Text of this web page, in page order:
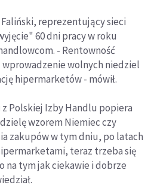
reprezentujący sieci
60 dni pracy w roku
- Rentowność
wolnych niedziel
hipermarketów - mówił.
Polskiej Izby Handlu popiera
wzorem Niemiec czy
zakupów w tym dniu, po latach
teraz trzeba się
na tym jak ciekawie i dobrze